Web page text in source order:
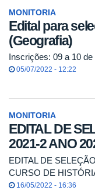
MONITORIA
Edital para
(Geografia)
Inscrições: 09 a 10
05/07/2022 - 12:22
MONITORIA
EDITAL DE
2021-2 ANO
EDITAL DE
CURSO DE
16/05/2022 - 16:36